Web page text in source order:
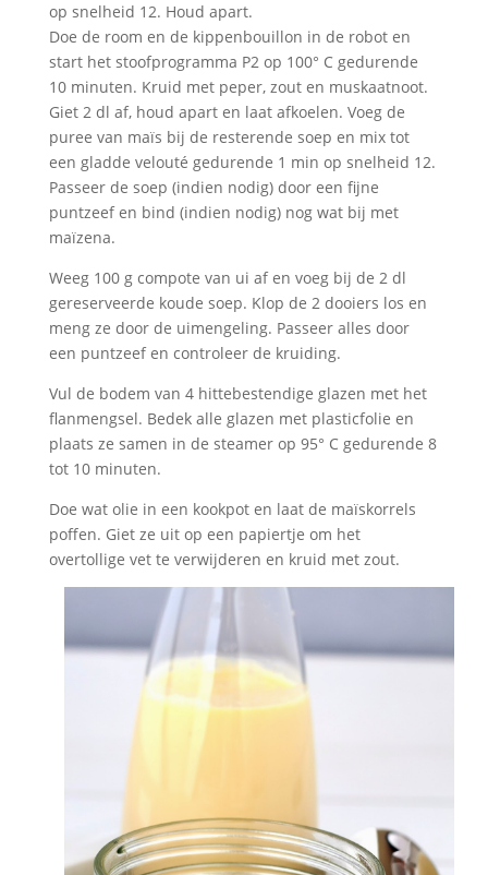
op snelheid 12. Houd apart.
Doe de room en de kippenbouillon in de robot en
start het stoofprogramma P2 op 100° C gedurende
10 minuten. Kruid met peper, zout en muskaatnoot.
Giet 2 dl af, houd apart en laat afkoelen. Voeg de
puree van maïs bij de resterende soep en mix tot
een gladde velouté gedurende 1 min op snelheid 12.
Passeer de soep (indien nodig) door een fijne
puntzeef en bind (indien nodig) nog wat bij met
maïzena.
Weeg 100 g compote van ui af en voeg bij de 2 dl
gereserveerde koude soep. Klop de 2 dooiers los en
meng ze door de uimengeling. Passeer alles door
een puntzeef en controleer de kruiding.
Vul de bodem van 4 hittebestendige glazen met het
flanmengsel. Bedek alle glazen met plasticfolie en
plaats ze samen in de steamer op 95° C gedurende 8
tot 10 minuten.
Doe wat olie in een kookpot en laat de maïskorrels
poffen. Giet ze uit op een papiertje om het
overtollige vet te verwijderen en kruid met zout.